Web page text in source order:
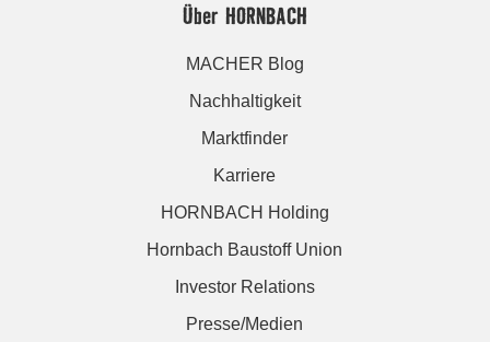
Über HORNBACH
MACHER Blog
Nachhaltigkeit
Marktfinder
Karriere
HORNBACH Holding
Hornbach Baustoff Union
Investor Relations
Presse/Medien